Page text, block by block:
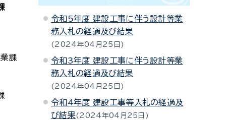
課
令和5年度 建設工事に伴う設計等業
務入札の経過及び結果
2024年04月25日
令和3年度 建設工事に伴う設計等業
務入札の経過及び結果
2024年04月25日
令和4年度 建設工事等入札の経過及
び結果 2024年04月25日